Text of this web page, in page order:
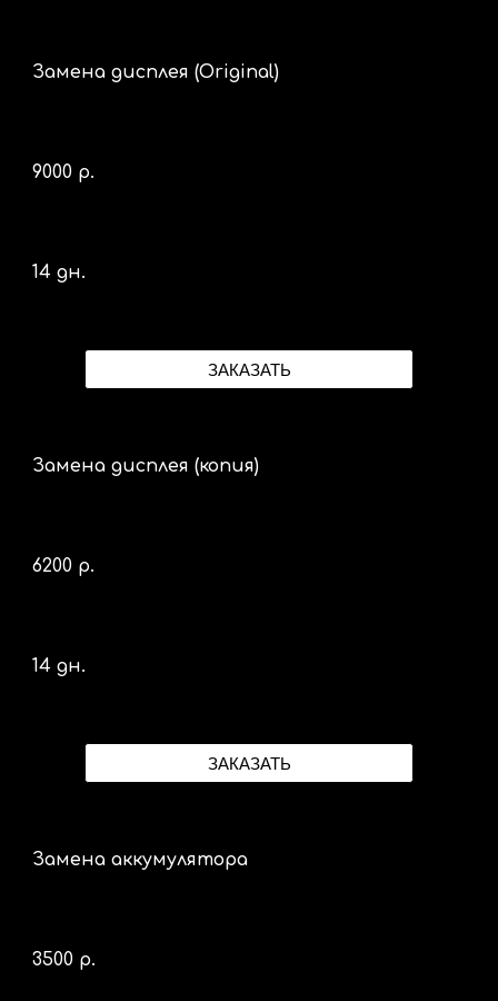
Замена дисплея (Original)
9000 р.
14 дн.
ЗАКАЗАТЬ
Замена дисплея (копия)
6200 р.
14 дн.
ЗАКАЗАТЬ
Замена аккумулятора
3500 р.